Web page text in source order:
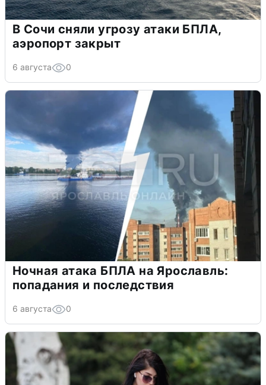
В Сочи сняли угрозу атаки БПЛА,
аэропорт закрыт
6 августа 0
Ночная атака БПЛА на Ярославль:
попадания и последствия
6 августа 0